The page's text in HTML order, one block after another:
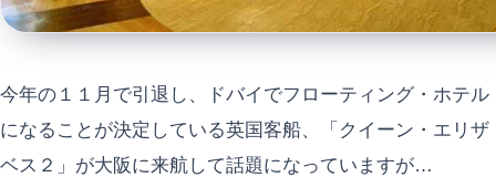
今年の１１月で引退し、ドバイでフローティング・ホテル
になることが決定している英国客船、「クイーン・エリザ
ベス２」が大阪に来航して話題になっていますが…